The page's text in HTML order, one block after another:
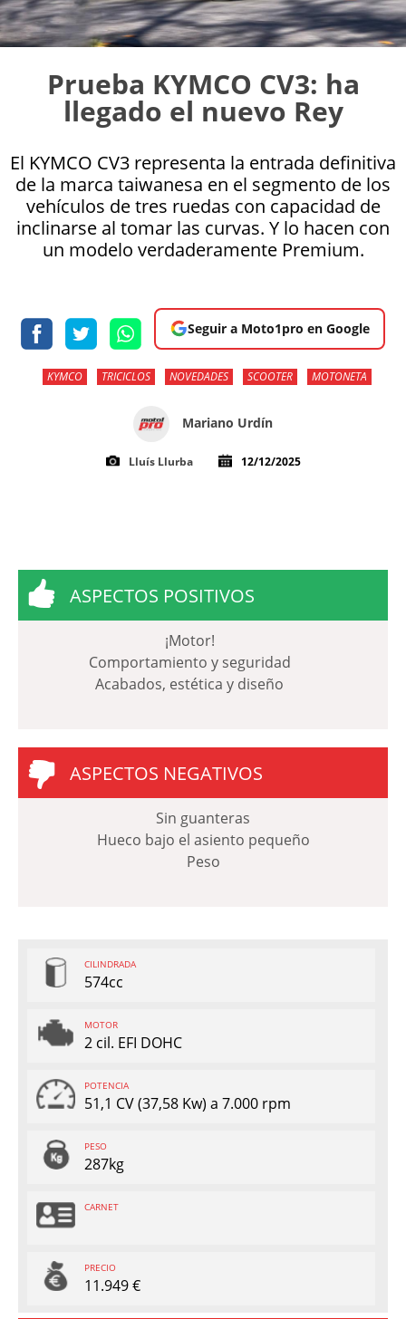
Prueba KYMCO CV3: ha
llegado el nuevo Rey
El KYMCO CV3 representa la entrada definitiva
de la marca taiwanesa en el segmento de los
vehículos de tres ruedas con capacidad de
inclinarse al tomar las curvas. Y lo hacen con
un modelo verdaderamente Premium.
Seguir a Moto1pro en Google
KYMCO TRICICLOS NOVEDADES SCOOTER MOTONETA
Mariano Urdín
Lluís Llurba 12/12/2025
ASPECTOS POSITIVOS
¡Motor!
Comportamiento y seguridad
Acabados, estética y diseño
ASPECTOS NEGATIVOS
Sin guanteras
Hueco bajo el asiento pequeño
Peso
CILINDRADA
574cc
MOTOR
2 cil. EFI DOHC
POTENCIA
51,1 CV (37,58 Kw) a 7.000 rpm
PESO
287kg
CARNET
PRECIO
11.949 €